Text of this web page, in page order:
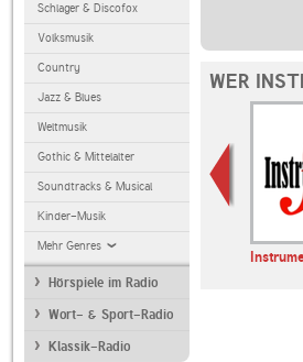
Schlager & Discofox
Volksmusik
Country
Jazz & Blues
Weltmusik
Gothic & Mittelalter
Soundtracks & Musical
Kinder-Musik
Mehr Genres
Hörspiele im Radio
Wort- & Sport-Radio
Klassik-Radio
WER